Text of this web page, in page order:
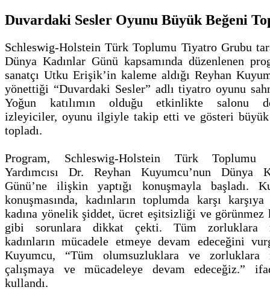
Duvardaki Sesler Oyunu Büyük Beğeni
Schleswig-Holstein Türk Toplumu Tiyatro Grubu
Dünya Kadınlar Günü kapsamında düzenlenen
sanatçı Utku Erişik’in kaleme aldığı Reyhan
yönettiği “Duvardaki Sesler” adlı tiyatro oyunu
Yoğun katılımın olduğu etkinlikte salonu
izleyiciler, oyunu ilgiyle takip etti ve gösteri büyük
topladı.
Program, Schleswig-Holstein Türk Toplumu
Yardımcısı Dr. Reyhan Kuyumcu’nun Dünya
Günü’ne ilişkin yaptığı konuşmayla başladı.
konuşmasında, kadınların toplumda karşı karşıya
kadına yönelik şiddet, ücret eşitsizliği ve görünmez
gibi sorunlara dikkat çekti. Tüm zorluklara
kadınların mücadele etmeye devam edeceğini
Kuyumcu, “Tüm olumsuzluklara ve zorluklara
çalışmaya ve mücadeleye devam edeceğiz.”
kullandı.